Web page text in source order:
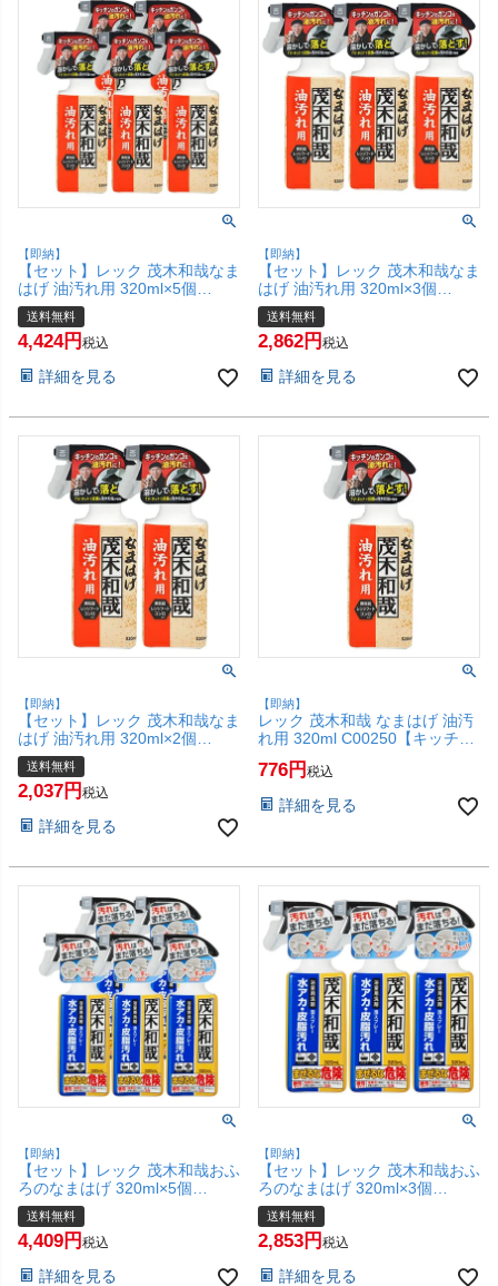
【即納】
【セット】レック 茂木和哉なま
はげ 油汚れ用 320ml×5個
C00250【キッチン/換気扇/コン
ロ/レンジ/オーブン/油汚れ/スプ
レータイプ/LEC】【宅配便送料
送料無料
4,424 税込
詳細を見る
【即納】
【セット】レック 茂木和哉なま
はげ 油汚れ用 320ml×3個
C00250【キッチン/換気扇/コン
ロ/レンジ/オーブン/油汚れ/スプ
レータイプ/LEC】【宅配便送料
送料無料
2,862 税込
詳細を見る
【即納】
【セット】レック 茂木和哉なま
はげ 油汚れ用 320ml×2個
C00250【キッチン/換気扇/コン
ロ/レンジ/オーブン/油汚れ/スプ
レータイプ/LEC】【宅配便送料
送料無料
2,037 税込
詳細を見る
【即納】
レック 茂木和哉 なまはげ 油汚
れ用 320ml C00250【キッチン/
換気扇/コンロ/レンジ/オーブン/
油汚れ/スプレータイプ/LEC】
776 税込
詳細を見る
【即納】
【セット】レック 茂木和哉おふ
ろのなまはげ 320ml×5個
C00251【宅配便送料無料】
(6041976-set3)
送料無料
4,409 税込
詳細を見る
【即納】
【セット】レック 茂木和哉おふ
ろのなまはげ 320ml×3個
C00251【宅配便送料無料】
(6041976-set2)
送料無料
2,853 税込
詳細を見る